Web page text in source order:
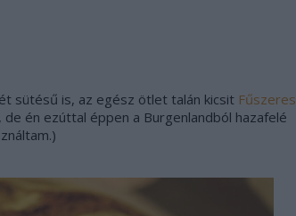
sütésű is, az egész ötlet talán kicsit Fűszeres
de én ezúttal éppen a Burgenlandból hazafelé